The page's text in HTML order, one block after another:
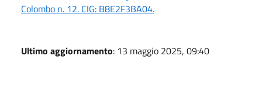
Colombo n. 12. CIG: B8E2F3BA04.
Ultimo aggiornamento: 13 maggio 2025, 09:40